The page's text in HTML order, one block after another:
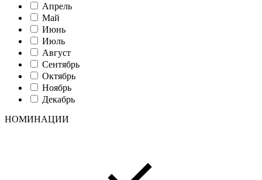
Апрель
Май
Июнь
Июль
Август
Сентябрь
Октябрь
Ноябрь
Декабрь
НОМИНАЦИИ